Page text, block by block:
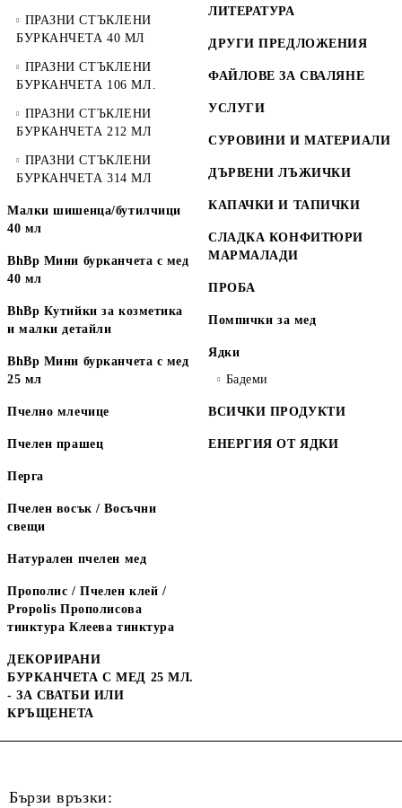
ПРАЗНИ СТЪКЛЕНИ
БУРКАНЧЕТА 40 МЛ
ПРАЗНИ СТЪКЛЕНИ
БУРКАНЧЕТА 106 МЛ.
ПРАЗНИ СТЪКЛЕНИ
БУРКАНЧЕТА 212 МЛ
ПРАЗНИ СТЪКЛЕНИ
БУРКАНЧЕТА 314 МЛ
Малки шишенца/бутилчици
40 мл
BhBp Мини бурканчета с мед
40 мл
BhBp Кутийки за козметика
и малки детайли
BhBp Мини бурканчета с мед
25 мл
Пчелно млечице
Пчелен прашец
Перга
Пчелен восък / Восъчни
свещи
Натурален пчелен мед
Прополис / Пчелен клей /
Propolis Прополисова
тинктура Клеева тинктура
ДЕКОРИРАНИ
БУРКАНЧЕТА С МЕД 25 МЛ.
- ЗА СВАТБИ ИЛИ
КРЪЩЕНЕТА
ЛИТЕРАТУРА
ДРУГИ ПРЕДЛОЖЕНИЯ
ФАЙЛОВЕ ЗА СВАЛЯНЕ
УСЛУГИ
СУРОВИНИ И МАТЕРИАЛИ
ДЪРВЕНИ ЛЪЖИЧКИ
КАПАЧКИ И ТАПИЧКИ
СЛАДКА КОНФИТЮРИ
МАРМАЛАДИ
ПРОБА
Помпички за мед
Ядки
Бадеми
ВСИЧКИ ПРОДУКТИ
ЕНЕРГИЯ ОТ ЯДКИ
Бързи връзки: